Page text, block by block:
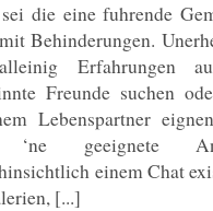
die eine fuhrende
Behinderungen.
Erfahrungen
Freunde suchen
Lebenspartner
geeignete
einem Chat
[...]